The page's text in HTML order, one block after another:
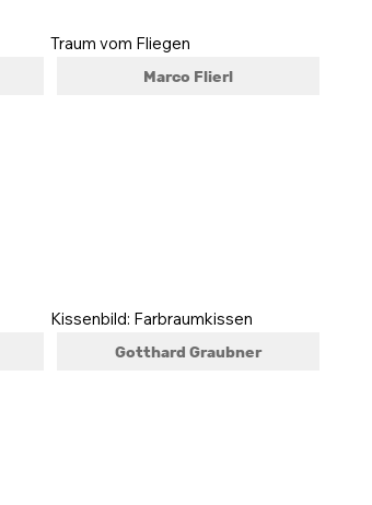
Traum vom Fliegen
Marco Flierl
Kissenbild: Farbraumkissen
Gotthard Graubner